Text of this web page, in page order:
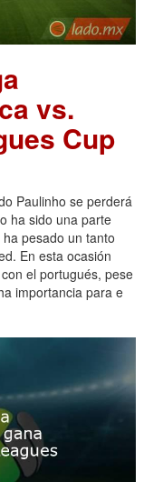
vs.
Cup
Paulinho se perderá
ha sido una parte
pesado un tanto
En esta ocasión
el portugués, pese
importancia para e